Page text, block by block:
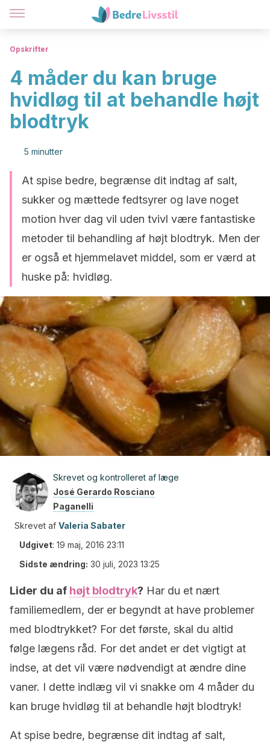
Opskrifter
4 måder du kan bruge
hvidløg til at behandle højt
blodtryk
5 minutter
At spise bedre, begrænse dit indtag af salt,
sukker og mættede fedtsyrer og lave noget
motion hver dag vil uden tvivl være fantastiske
metoder til behandling af højt blodtryk. Men der
er også et hjemmelavet middel, som er værd at
huske på: hvidløg.
Skrevet og kontrolleret af læge
José Gerardo Rosciano
Paganelli
Skrevet af Valeria Sabater
Udgivet: 19 maj, 2016 23:11
Sidste ændring: 30 juli, 2023 13:25
Lider du af højt blodtryk? Har du et nært
familiemedlem, der er begyndt at have problemer
med blodtrykket? For det første, skal du altid
følge lægens råd. For det andet er det vigtigt at
indse, at det vil være nødvendigt at ændre dine
vaner. I dette indlæg vil vi snakke om 4 måder du
kan bruge hvidløg til at behandle højt blodtryk!
At spise bedre, begrænse dit indtag af salt,